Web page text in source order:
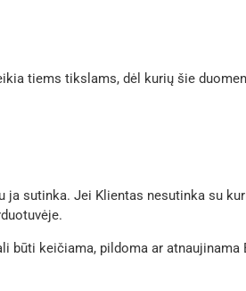
tiems tikslams, dėl kurių šie
sutinka. Jei Klientas nesutinka su
keičiama, pildoma ar atnaujinama